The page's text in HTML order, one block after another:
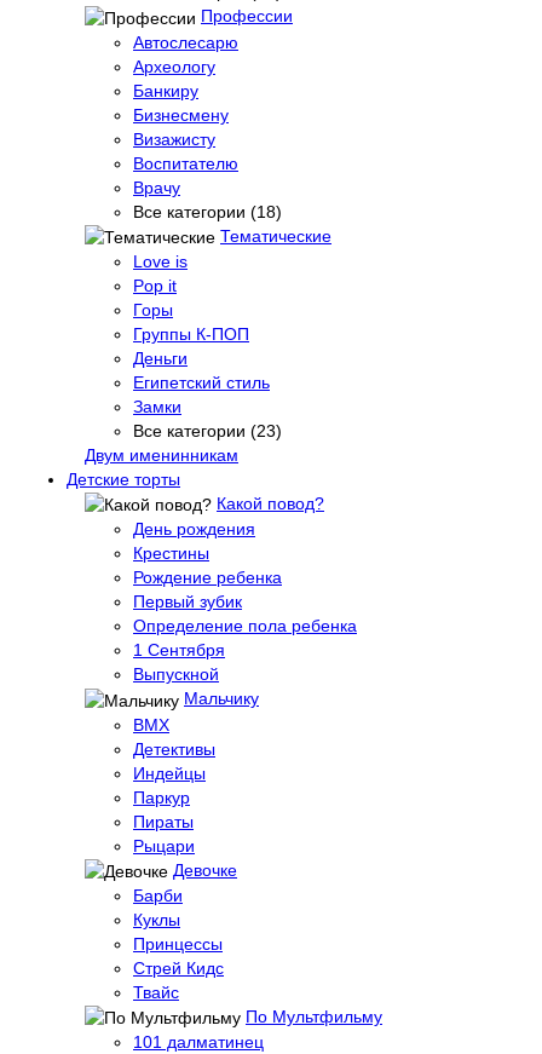
Профессии
Автослесарю
Археологу
Банкиру
Бизнесмену
Визажисту
Воспитателю
Врачу
Все категории (18)
Тематические
Love is
Pop it
Горы
Группы К-ПОП
Деньги
Египетский стиль
Замки
Все категории (23)
Двум именинникам
Детские торты
Какой повод?
День рождения
Крестины
Рождение ребенка
Первый зубик
Определение пола ребенка
1 Сентября
Выпускной
Мальчику
BMX
Детективы
Индейцы
Паркур
Пираты
Рыцари
Девочке
Барби
Куклы
Принцессы
Стрей Кидс
Твайс
По Мультфильму
101 далматинец